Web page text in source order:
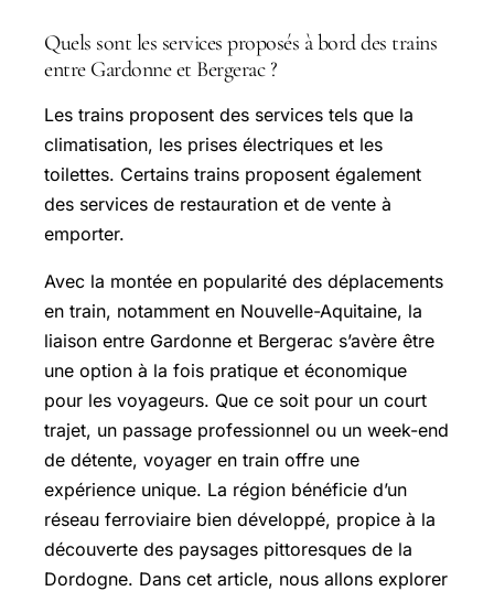
Quels sont les services proposés à bord des trains
entre Gardonne et Bergerac ?
Les trains proposent des services tels que la
climatisation, les prises électriques et les
toilettes. Certains trains proposent également
des services de restauration et de vente à
emporter.
Avec la montée en popularité des déplacements
en train, notamment en Nouvelle-Aquitaine, la
liaison entre Gardonne et Bergerac s’avère être
une option à la fois pratique et économique
pour les voyageurs. Que ce soit pour un court
trajet, un passage professionnel ou un week-end
de détente, voyager en train offre une
expérience unique. La région bénéficie d’un
réseau ferroviaire bien développé, propice à la
découverte des paysages pittoresques de la
Dordogne. Dans cet article, nous allons explorer